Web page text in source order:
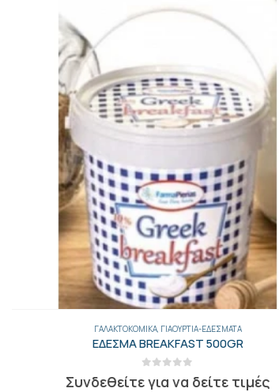
ΓΑΛΑΚΤΟΚΟΜΙΚΆ, ΓΕΝΙΚΑ,ΤΥΡΙΆ,ΤΥΡΙΆ ΕΙΣΑΓΩΓΉΣ
ΧΑΛΟΥΜΙ ΚΥΠΡΟΥ 200ΓΡ
out of 5
Συνδεθείτε για να δείτε τιμές